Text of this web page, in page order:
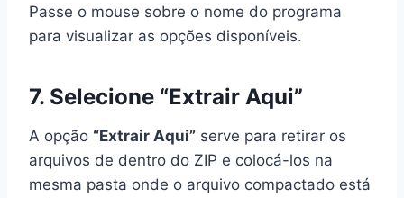
Passe o mouse sobre o nome do programa
para visualizar as opções disponíveis.
7. Selecione “Extrair Aqui”
A opção “Extrair Aqui” serve para retirar os
arquivos de dentro do ZIP e colocá-los na
mesma pasta onde o arquivo compactado está